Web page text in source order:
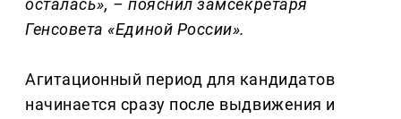
осталась», – пояснил замсекретаря
Генсовета «Единой России».
Агитационный период для кандидатов
начинается сразу после выдвижения и